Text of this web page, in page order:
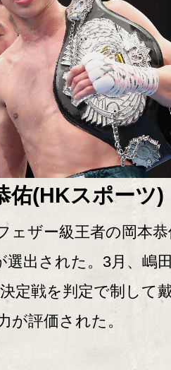
佑(HKスポーツ)
ェザー級王者の岡本恭
選出された。3月、嶋
定戦を判定で制して
が評価された。